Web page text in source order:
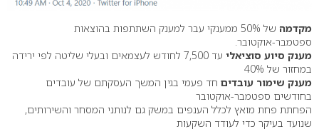
מקדמה
של 50% ממענקי עבר למענק השתתפות בהוצאות
ספטמבר-אוקטובר.
מענק סיוע סוציאלי
עד 7,500 לחודש לעצמאים ובעלי שליטה לפי ירידה
במחזור של 40%
מענק שימור עובדים חד פעמי בגין המשך העסקתם של עובדים
בחודשים ספטמבר-אוקטובר
הפחתת פחת מואץ לכלל הענפים במשק גם לנותני המסחר והשירותים,
שנועד בעיקר כדי לעודד השקעות